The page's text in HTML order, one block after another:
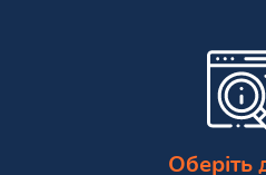
Оберіть